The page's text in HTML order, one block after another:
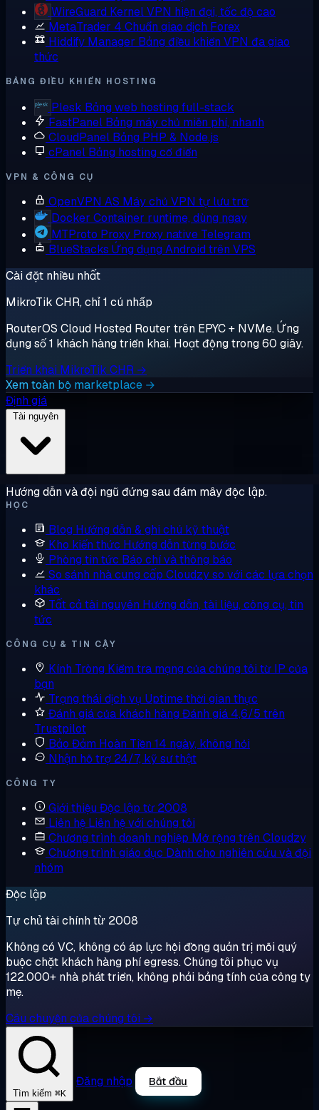
WireGuard Kernel VPN hiện đại, tốc độ cao
MetaTrader 4 Chuẩn giao dịch Forex
Hiddify Manager Bảng điều khiển VPN đa giao
thức
BẢNG ĐIỀU KHIỂN HOSTING
Plesk Bảng web hosting full-stack
FastPanel Bảng máy chủ miễn phí, nhanh
CloudPanel Bảng PHP & Node.js
cPanel Bảng hosting cổ điển
VPN & CÔNG CỤ
OpenVPN AS Máy chủ VPN tự lưu trữ
Docker Container runtime, dùng ngay
MTProto Proxy Proxy native Telegram
BlueStacks Ứng dụng Android trên VPS
Cài đặt nhiều nhất
MikroTik CHR, chỉ 1 cú nhấp
RouterOS Cloud Hosted Router trên EPYC + NVMe. Ứng
dụng số 1 khách hàng triển khai. Hoạt động trong 60 giây.
Triển khai MikroTik CHR →
Xem toàn bộ marketplace →
Định giá
Hướng dẫn và đội ngũ đứng sau đám mây độc lập.
HỌC
Blog Hướng dẫn & ghi chú kỹ thuật
Kho kiến thức Hướng dẫn từng bước
Phòng tin tức Báo chí và thông báo
So sánh nhà cung cấp Cloudzy so với các lựa chọn
khác
Tất cả tài nguyên Hướng dẫn, tài liệu, công cụ, tin
tức
CÔNG CỤ & TIN CẬY
Kính Tròng Kiểm tra mạng của chúng tôi từ IP của
bạn
Trạng thái dịch vụ Uptime thời gian thực
Đánh giá của khách hàng Đánh giá 4,6/5 trên
Trustpilot
Bảo Đảm Hoàn Tiền 14 ngày, không hỏi
Nhận hỗ trợ 24/7, kỹ sư thật
CÔNG TY
Giới thiệu Độc lập từ 2008
Liên hệ Liên hệ với chúng tôi
Chương trình doanh nghiệp Mở rộng trên Cloudzy
Chương trình giáo dục Dành cho nghiên cứu và đội
nhóm
Độc lập
Tự chủ tài chính từ 2008
Không có VC, không có áp lực hội đồng quản trị mỗi quý
buộc chặt khách hàng phí egress. Chúng tôi phục vụ
122.000+ nhà phát triển, không phải bảng tính của công ty
mẹ.
Câu chuyện của chúng tôi →
Tìm kiếm ⌘K
Đăng nhập Bắt đầu